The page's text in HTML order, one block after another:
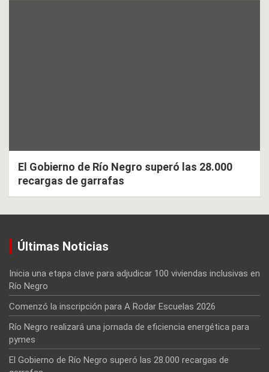
El Gobierno de Río Negro superó las 28.000
recargas de garrafas
Últimas Noticias
Inicia una etapa clave para adjudicar 100 viviendas inclusivas en
Río Negro
Comenzó la inscripción para A Rodar Escuelas 2026
Río Negro realizará una jornada de eficiencia energética para
pymes
El Gobierno de Río Negro superó las 28.000 recargas de